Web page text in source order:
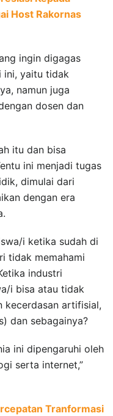
Host Rakornas
ingin digagas
ini, yaitu tidak
namun juga
dosen dan
itu dan bisa
ini menjadi tugas
dimulai dari
dengan era
i ketika sudah di
tidak memahami
industri
i bisa atau tidak
kecerdasan artifisial,
dan sebagainya?
ini dipengaruhi oleh
serta internet,”
Tranformasi